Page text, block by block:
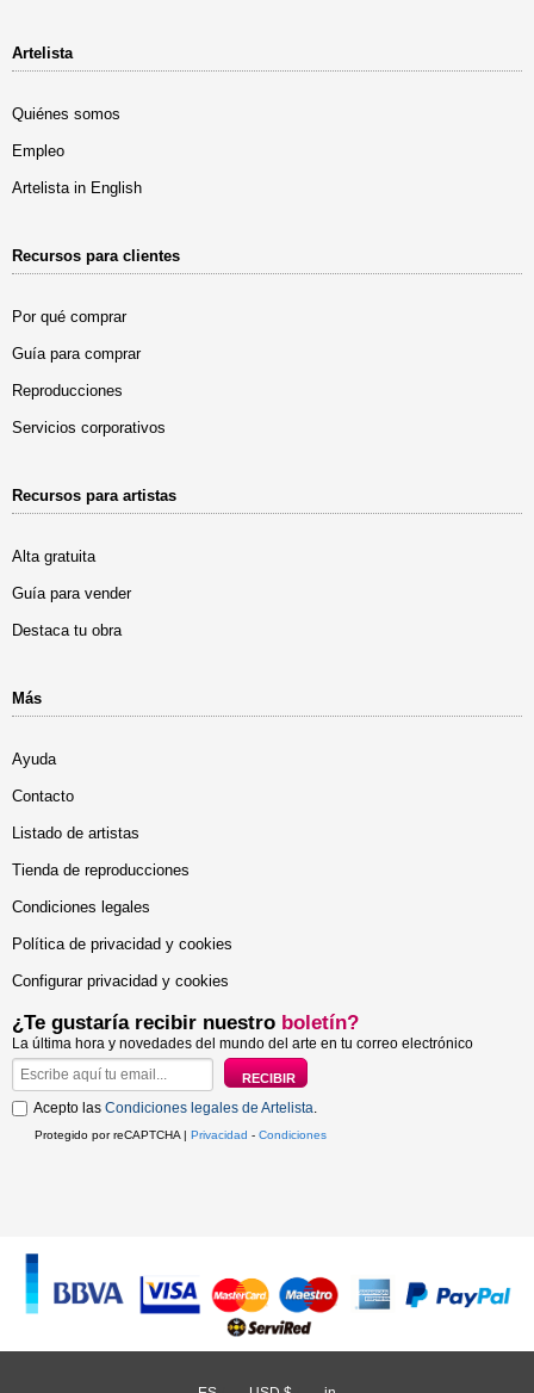
Artelista
Quiénes somos
Empleo
Artelista in English
Recursos para clientes
Por qué comprar
Guía para comprar
Reproducciones
Servicios corporativos
Recursos para artistas
Alta gratuita
Guía para vender
Destaca tu obra
Más
Ayuda
Contacto
Listado de artistas
Tienda de reproducciones
Condiciones legales
Política de privacidad y cookies
Configurar privacidad y cookies
¿Te gustaría recibir nuestro boletín?
La última hora y novedades del mundo del arte en tu correo electrónico
Acepto las Condiciones legales de Artelista.
Protegido por reCAPTCHA | Privacidad - Condiciones